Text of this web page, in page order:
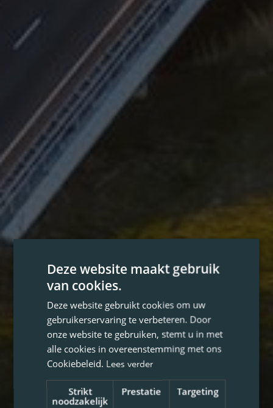
Deze website maakt gebruik
van cookies.
Deze website gebruikt cookies om uw
gebruikerservaring te verbeteren. Door
onze website te gebruiken, stemt u in met
alle cookies in overeenstemming met ons
Cookiebeleid. Lees verder
Strikt
noodzakelijk
Prestatie Targeting